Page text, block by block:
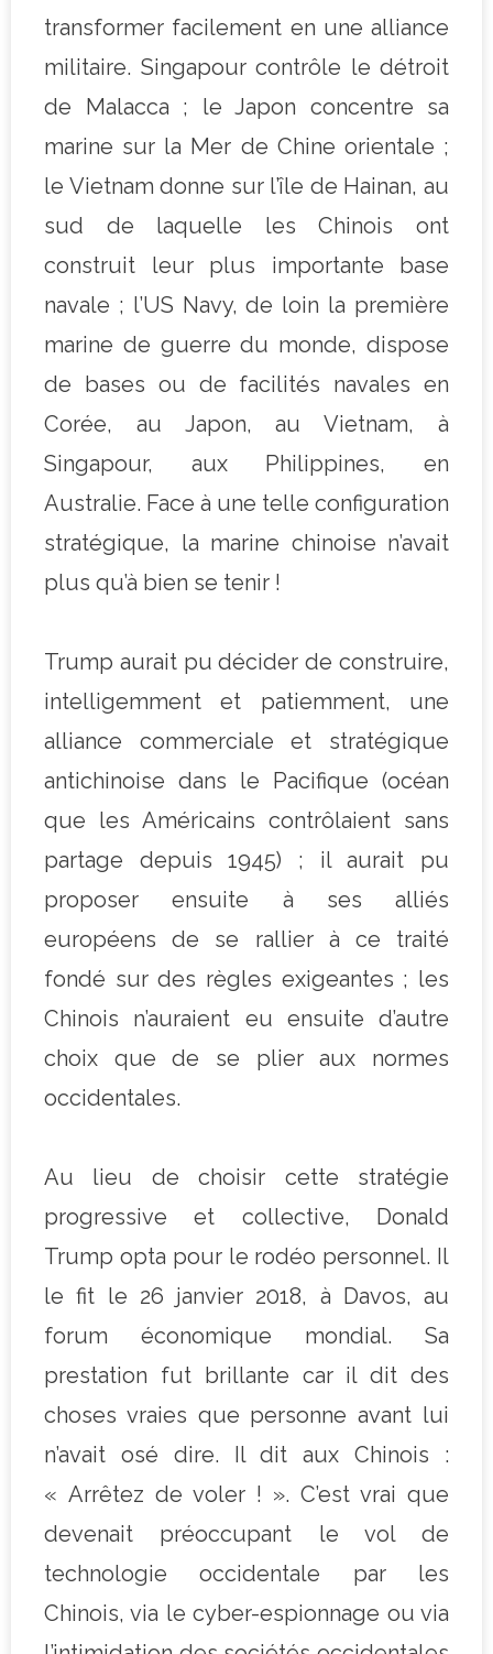
transformer facilement en une alliance
militaire. Singapour contrôle le détroit
de Malacca ; le Japon concentre sa
marine sur la Mer de Chine orientale ;
le Vietnam donne sur l’île de Hainan, au
sud de laquelle les Chinois ont
construit leur plus importante base
navale ; l’US Navy, de loin la première
marine de guerre du monde, dispose
de bases ou de facilités navales en
Corée, au Japon, au Vietnam, à
Singapour, aux Philippines, en
Australie. Face à une telle configuration
stratégique, la marine chinoise n’avait
plus qu’à bien se tenir !
Trump aurait pu décider de construire,
intelligemment et patiemment, une
alliance commerciale et stratégique
antichinoise dans le Pacifique (océan
que les Américains contrôlaient sans
partage depuis 1945) ; il aurait pu
proposer ensuite à ses alliés
européens de se rallier à ce traité
fondé sur des règles exigeantes ; les
Chinois n’auraient eu ensuite d’autre
choix que de se plier aux normes
occidentales.
Au lieu de choisir cette stratégie
progressive et collective, Donald
Trump opta pour le rodéo personnel. Il
le fit le 26 janvier 2018, à Davos, au
forum économique mondial. Sa
prestation fut brillante car il dit des
choses vraies que personne avant lui
n’avait osé dire. Il dit aux Chinois :
« Arrêtez de voler ! ». C’est vrai que
devenait préoccupant le vol de
technologie occidentale par les
Chinois, via le cyber-espionnage ou via